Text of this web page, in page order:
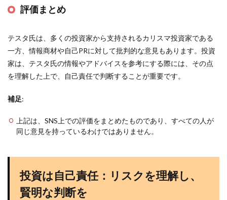
評価まとめ
テスタ氏は、多くの投資家から支持されるカリスマ投資家である
一方、情報商材や自己PRに対して批判的な意見もあります。投資
家は、テスタ氏の情報やアドバイスを参考にする際には、その点
を理解した上で、自己責任で判断することが重要です。
補足:
上記は、SNS上での評価をまとめたものであり、すべての人が
同じ意見を持っているわけではありません。
投資は自己責任：リスクを理解し、
賢明な判断を